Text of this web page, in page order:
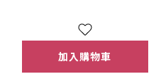
加入購物車